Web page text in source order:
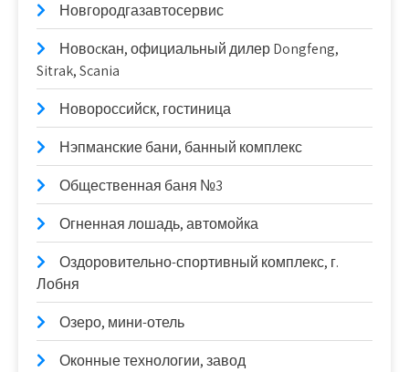
Новгородгазавтосервис
Новоcкан, официальный дилер Dongfeng,
Sitrak, Scania
Новороссийск, гостиница
Нэпманские бани, банный комплекс
Общественная баня №3
Огненная лошадь, автомойка
Оздоровительно-спортивный комплекс, г.
Лобня
Озеро, мини-отель
Оконные технологии, завод